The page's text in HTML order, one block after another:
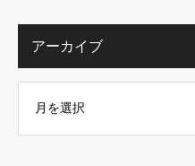
アーカイブ